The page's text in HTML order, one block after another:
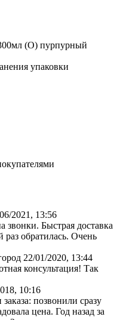
(О) пурпурный
упаковки
2021, 13:56
звонки. Быстрая доставка
обратилась. Очень
22/01/2020, 13:44
консультация! Так
10:16
позвонили сразу
цена. Год назад за